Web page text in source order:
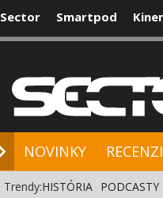
Sector Smartpod
NOVINKY
Trendy:HISTÓRIA PODCASTY